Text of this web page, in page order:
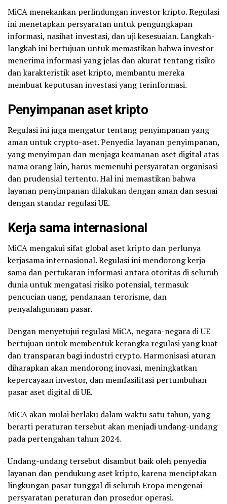
MiCA menekankan perlindungan investor kripto. Regulasi
ini menetapkan persyaratan untuk pengungkapan
informasi, nasihat investasi, dan uji kesesuaian. Langkah-
langkah ini bertujuan untuk memastikan bahwa investor
menerima informasi yang jelas dan akurat tentang risiko
dan karakteristik aset kripto, membantu mereka
membuat keputusan investasi yang terinformasi.
Penyimpanan aset kripto
Regulasi ini juga mengatur tentang penyimpanan yang
aman untuk crypto-aset. Penyedia layanan penyimpanan,
yang menyimpan dan menjaga keamanan aset digital atas
nama orang lain, harus memenuhi persyaratan organisasi
dan prudensial tertentu. Hal ini memastikan bahwa
layanan penyimpanan dilakukan dengan aman dan sesuai
dengan standar regulasi UE.
Kerja sama internasional
MiCA mengakui sifat global aset kripto dan perlunya
kerjasama internasional. Regulasi ini mendorong kerja
sama dan pertukaran informasi antara otoritas di seluruh
dunia untuk mengatasi risiko potensial, termasuk
pencucian uang, pendanaan terorisme, dan
penyalahgunaan pasar.
Dengan menyetujui regulasi MiCA, negara-negara di UE
bertujuan untuk membentuk kerangka regulasi yang kuat
dan transparan bagi industri crypto. Harmonisasi aturan
diharapkan akan mendorong inovasi, meningkatkan
kepercayaan investor, dan memfasilitasi pertumbuhan
pasar aset digital di UE.
MiCA akan mulai berlaku dalam waktu satu tahun, yang
berarti peraturan tersebut akan menjadi undang-undang
pada pertengahan tahun 2024.
Undang-undang tersebut disambut baik oleh penyedia
layanan dan pendukung aset kripto, karena menciptakan
lingkungan pasar tunggal di seluruh Eropa mengenai
persyaratan peraturan dan prosedur operasi.